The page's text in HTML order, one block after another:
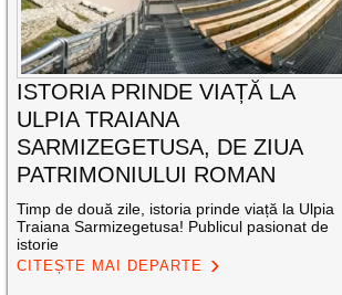
ISTORIA PRINDE VIAȚĂ LA
ULPIA TRAIANA
SARMIZEGETUSA, DE ZIUA
PATRIMONIULUI ROMAN
Timp de două zile, istoria prinde viață la Ulpia
Traiana Sarmizegetusa! Publicul pasionat de
istorie
CITEȘTE MAI DEPARTE